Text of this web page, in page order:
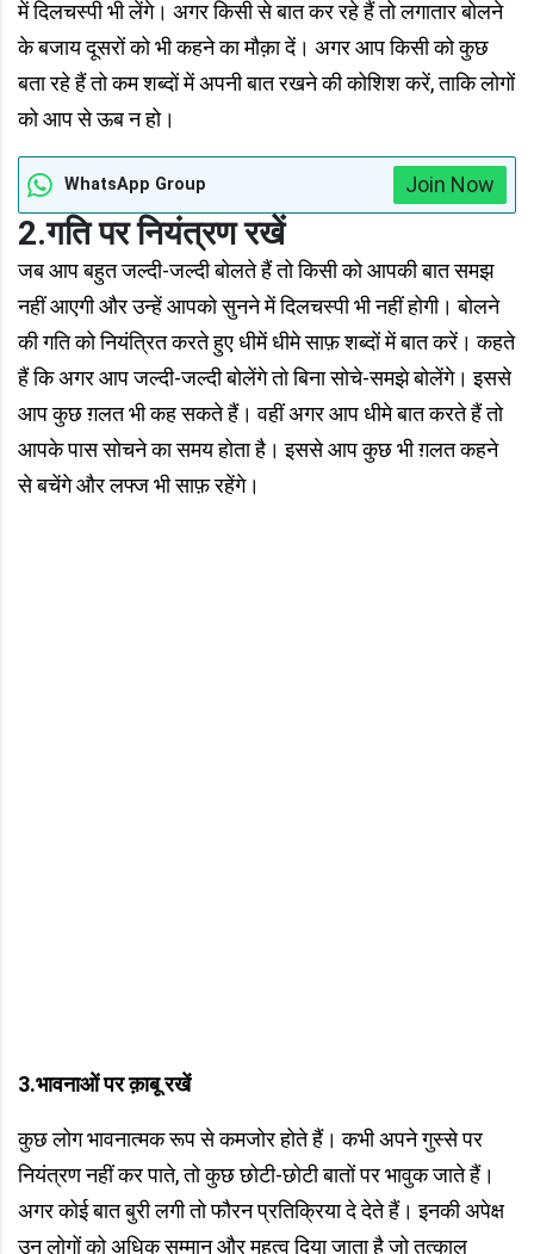
में दिलचस्पी भी लेंगे। अगर किसी से बात कर रहे हैं तो लगातार बोलने
के बजाय दूसरों को भी कहने का मौक़ा दें। अगर आप किसी को कुछ
बता रहे हैं तो कम शब्दों में अपनी बात रखने की कोशिश करें, ताकि लोगों
को आप से ऊब न हो।
WhatsApp Group Join Now
2.गति पर नियंत्रण रखें
जब आप बहुत जल्दी-जल्दी बोलते हैं तो किसी को आपकी बात समझ
नहीं आएगी और उन्हें आपको सुनने में दिलचस्पी भी नहीं होगी। बोलने
की गति को नियंत्रित करते हुए धीमें धीमे साफ़ शब्दों में बात करें। कहते
हैं कि अगर आप जल्दी-जल्दी बोलेंगे तो बिना सोचे-समझे बोलेंगे। इससे
आप कुछ ग़लत भी कह सकते हैं। वहीं अगर आप धीमे बात करते हैं तो
आपके पास सोचने का समय होता है। इससे आप कुछ भी ग़लत कहने
से बचेंगे और लफ्ज भी साफ़ रहेंगे।
3.भावनाओं पर क़ाबू रखें
कुछ लोग भावनात्मक रूप से कमजोर होते हैं। कभी अपने गुस्से पर
नियंत्रण नहीं कर पाते, तो कुछ छोटी-छोटी बातों पर भावुक जाते हैं।
अगर कोई बात बुरी लगी तो फौरन प्रतिक्रिया दे देते हैं। इनकी अपेक्ष
उन लोगों को अधिक सम्मान और महत्व दिया जाता है जो तत्काल